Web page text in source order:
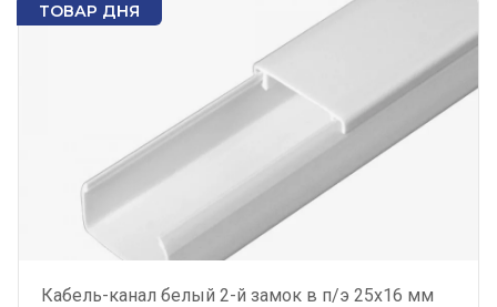
ТОВАР ДНЯ
Кабель-канал белый 2-й замок в п/э 25х16 мм